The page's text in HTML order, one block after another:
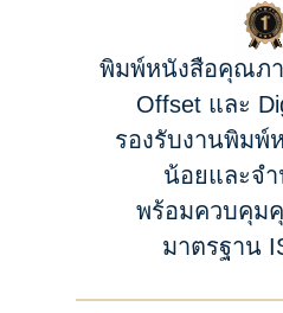
พิมพ์หนังสือคุณภ
Offset และ
รองรับงานพิมพ์
น้อยและจ
พร้อมควบคุม
มาตรฐาน